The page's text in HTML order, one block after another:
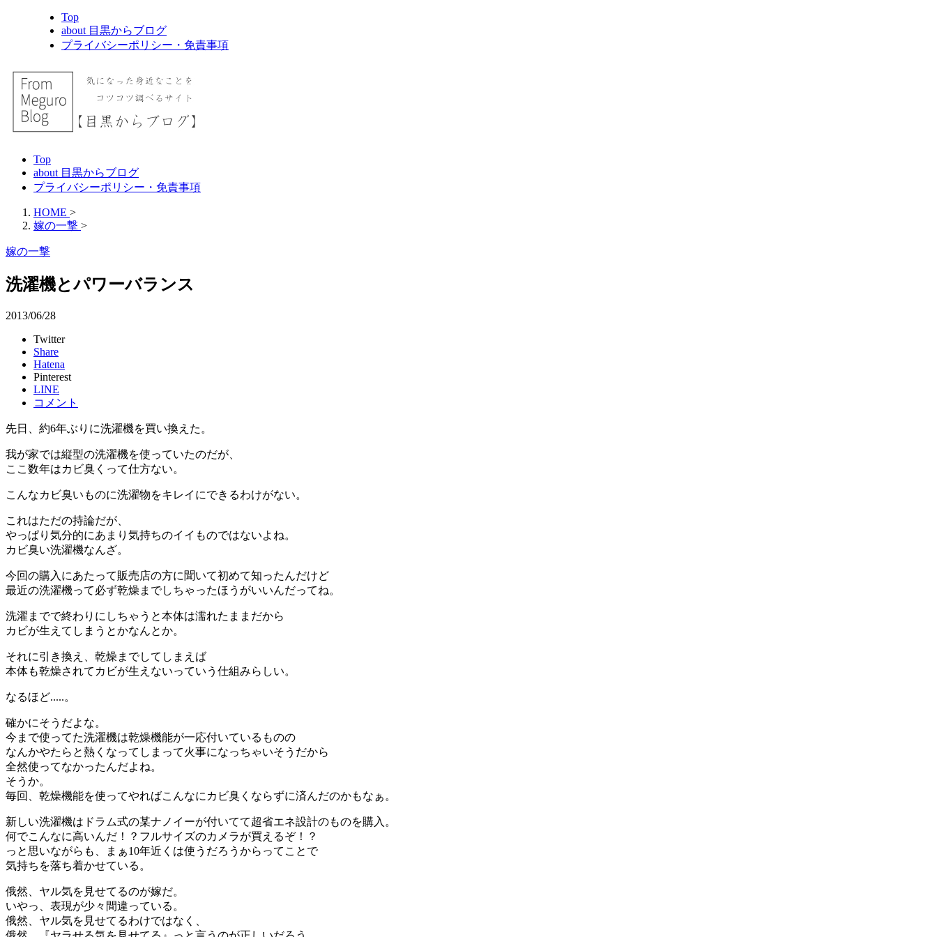
Top
about 目黒からブログ
プライバシーポリシー・免責事項
Top
about 目黒からブログ
プライバシーポリシー・免責事項
HOME >
嫁の一撃 >
嫁の一撃
洗濯機とパワーバランス
2013/06/28
Twitter
Share
Hatena
Pinterest
LINE
コメント
先日、約6年ぶりに洗濯機を買い換えた。
我が家では縦型の洗濯機を使っていたのだが、
ここ数年はカビ臭くって仕方ない。
こんなカビ臭いものに洗濯物をキレイにできるわけがない。
これはただの持論だが、
やっぱり気分的にあまり気持ちのイイものではないよね。
カビ臭い洗濯機なんざ。
今回の購入にあたって販売店の方に聞いて初めて知ったんだけど
最近の洗濯機って必ず乾燥までしちゃったほうがいいんだってね。
洗濯までで終わりにしちゃうと本体は濡れたままだから
カビが生えてしまうとかなんとか。
それに引き換え、乾燥までしてしまえば
本体も乾燥されてカビが生えないっていう仕組みらしい。
なるほど.....。
確かにそうだよな。
今まで使ってた洗濯機は乾燥機能が一応付いているものの
なんかやたらと熱くなってしまって火事になっちゃいそうだから
全然使ってなかったんだよね。
そうか。
毎回、乾燥機能を使ってやればこんなにカビ臭くならずに済んだのかもなぁ。
新しい洗濯機はドラム式の某ナノイーが付いてて超省エネ設計のものを購入。
何でこんなに高いんだ！？フルサイズのカメラが買えるぞ！？
っと思いながらも、まぁ10年近くは使うだろうからってことで
気持ちを落ち着かせている。
俄然、ヤル気を見せてるのが嫁だ。
いやっ、表現が少々間違っている。
俄然、ヤル気を見せてるわけではなく、